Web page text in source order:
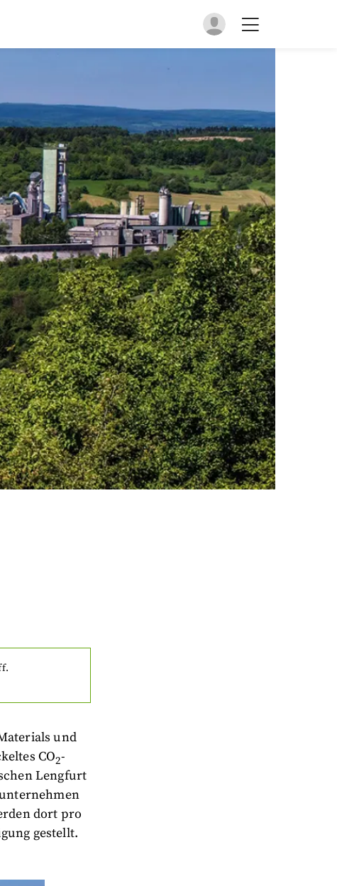
und
CO2-
Lengfurt
dort pro
gestellt.